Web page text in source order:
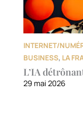
INTERNET/
BUSINESS, LA
L’IA
29 mai 2026